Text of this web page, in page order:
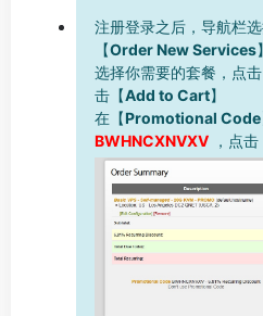
注册登录之后，导航栏
【Order New Services】
选择你需要的套餐，点击
击【Add to Cart】
在【Promotional Code
BWHNCXNVXV ，点击